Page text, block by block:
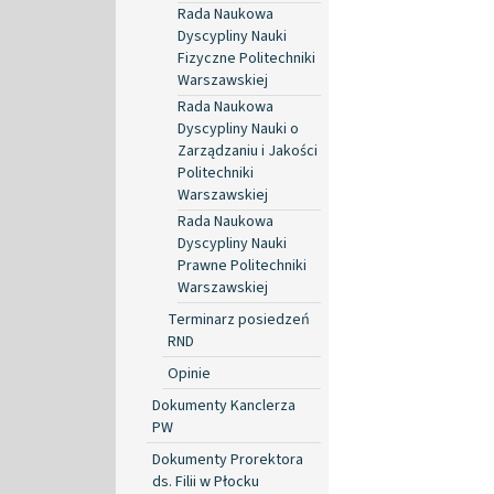
Rada Naukowa
Dyscypliny Nauki
Fizyczne Politechniki
Warszawskiej
Rada Naukowa
Dyscypliny Nauki o
Zarządzaniu i Jakości
Politechniki
Warszawskiej
Rada Naukowa
Dyscypliny Nauki
Prawne Politechniki
Warszawskiej
Terminarz posiedzeń
RND
Opinie
Dokumenty Kanclerza
PW
Dokumenty Prorektora
ds. Filii w Płocku